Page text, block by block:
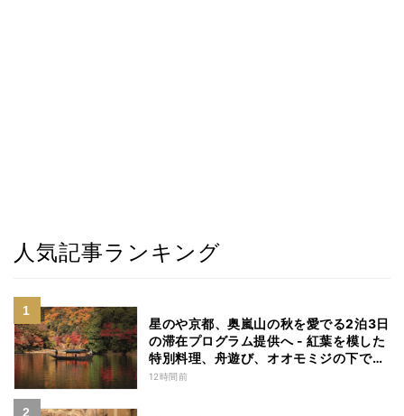
人気記事ランキング
星のや京都、奥嵐山の秋を愛でる2泊3日
の滞在プログラム提供へ - 紅葉を模した
特別料理、舟遊び、オオモミジの下でお
こなう深呼吸など
12時間前